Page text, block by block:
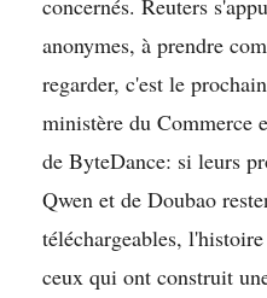
concernés. Reuters
anonymes, à prendre
regarder, c'est le
ministère du Commerce
de ByteDance: si leurs
Qwen et de Doubao
téléchargeables,
ceux qui ont construit